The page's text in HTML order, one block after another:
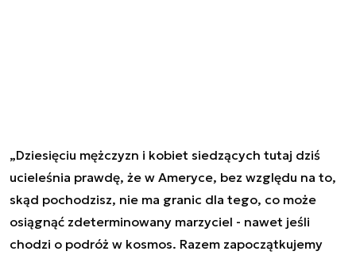
„Dziesięciu mężczyzn i kobiet siedzących tutaj dziś
ucieleśnia prawdę, że w Ameryce, bez względu na to,
skąd pochodzisz, nie ma granic dla tego, co może
osiągnąć zdeterminowany marzyciel - nawet jeśli
chodzi o podróż w kosmos. Razem zapoczątkujemy